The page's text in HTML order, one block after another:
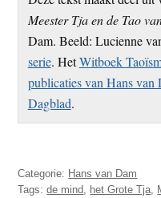
Meester Tja en de Tao
Dam. Beeld: Lucienne
serie. HetWitboek
publicaties van Hans van
Dagblad.
Categorie: Hans van Dam
Tags:de mind, het Grote Tja,